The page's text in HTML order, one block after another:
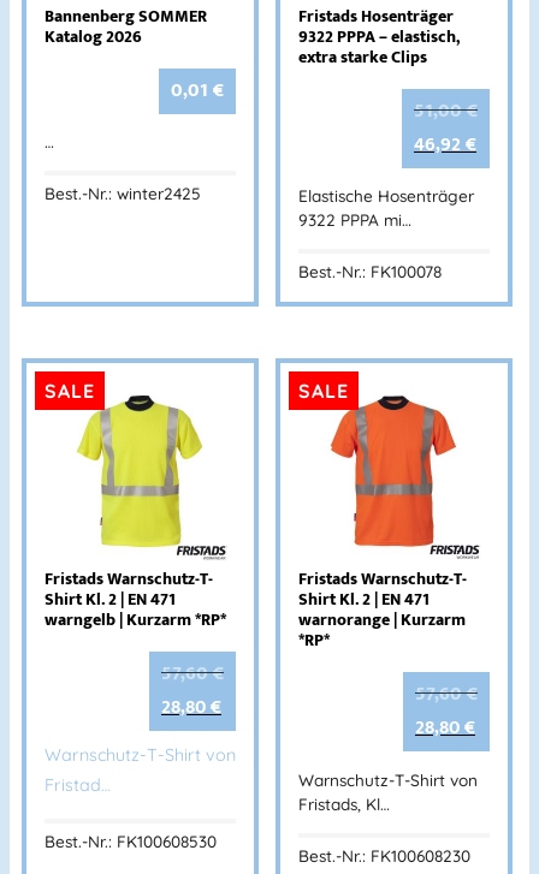
Bannenberg SOMMER
Katalog 2026
0,01€
…
Best.-Nr.: winter2425
Fristads Hosenträger
9322 PPPA – elastisch,
extra starke Clips
51,00€
46,92€
Elastische Hosenträger
9322 PPPA mi…
Best.-Nr.: FK100078
SALE
Fristads Warnschutz-T-
Shirt Kl. 2 | EN 471
warngelb | Kurzarm *RP*
57,60€
28,80€
Warnschutz-T-Shirt von
Fristad…
Best.-Nr.: FK100608530
SALE
Fristads Warnschutz-T-
Shirt Kl. 2 | EN 471
warnorange | Kurzarm
*RP*
57,60€
28,80€
Warnschutz-T-Shirt von
Fristads, Kl…
Best.-Nr.: FK100608230